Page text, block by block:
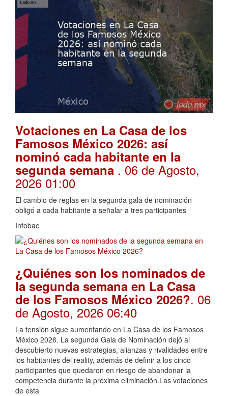
Votaciones en La Casa de los
Famosos México 2026: así
nominó cada habitante en la
segunda semana . 06 de Agosto,
2026 01:00
El cambio de reglas en la segunda gala de nominación
obligó a cada habitante a señalar a tres participantes
Infobae
¿Quiénes son los nominados de
la segunda semana en La Casa
de los Famosos México 2026?. 06
de Agosto, 2026 06:40
La tensión sigue aumentando en La Casa de los Famosos
México 2026. La segunda Gala de Nominación dejó al
descubierto nuevas estrategias, alianzas y rivalidades entre
los habitantes del reality, además de definir a los cinco
participantes que quedaron en riesgo de abandonar la
competencia durante la próxima eliminación.Las votaciones
de esta